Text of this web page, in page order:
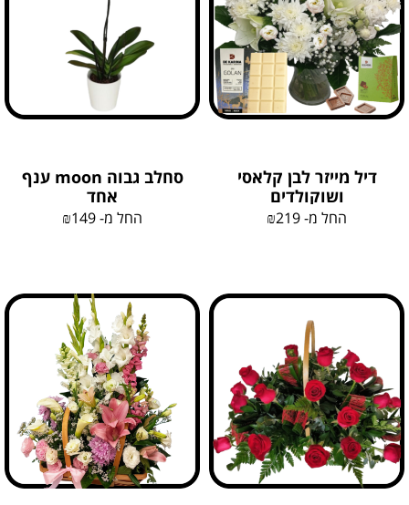
דיל מייזר לבן קלאסי
ושוקולדים
החל מ- ₪219
סחלב גבוה moon ענף
אחד
החל מ- ₪149